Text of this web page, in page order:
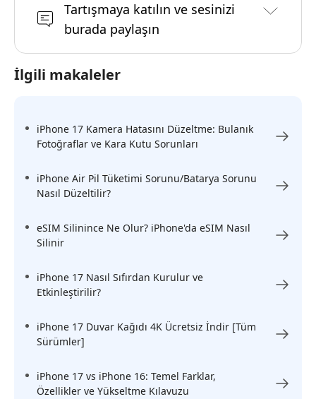
Tartışmaya katılın ve sesinizi
burada paylaşın
İlgili makaleler
iPhone 17 Kamera Hatasını Düzeltme: Bulanık
Fotoğraflar ve Kara Kutu Sorunları
iPhone Air Pil Tüketimi Sorunu/Batarya Sorunu
Nasıl Düzeltilir?
eSIM Silinince Ne Olur? iPhone'da eSIM Nasıl
Silinir
iPhone 17 Nasıl Sıfırdan Kurulur ve
Etkinleştirilir?
iPhone 17 Duvar Kağıdı 4K Ücretsiz İndir [Tüm
Sürümler]
iPhone 17 vs iPhone 16: Temel Farklar,
Özellikler ve Yükseltme Kılavuzu